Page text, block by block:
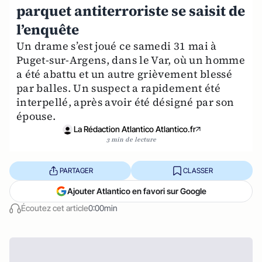
parquet antiterroriste se saisit de
l’enquête
Un drame s’est joué ce samedi 31 mai à
Puget-sur-Argens, dans le Var, où un homme
a été abattu et un autre grièvement blessé
par balles. Un suspect a rapidement été
interpellé, après avoir été désigné par son
épouse.
La Rédaction Atlantico Atlantico.fr
3 min de lecture
Écoutez cet article0:00min
PARTAGER CLASSER
Ajouter Atlantico en favori sur Google